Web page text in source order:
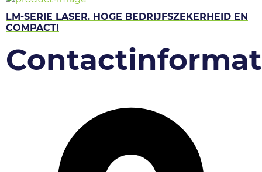
LM-SERIE LASER. HOGE BEDRIJFSZEKERHEID EN
COMPACT!